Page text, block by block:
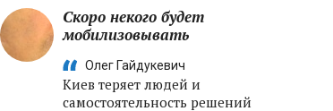
Скоро некого будет
мобилизовывать
Олег Гайдукевич
Киев теряет людей и
самостоятельность решений